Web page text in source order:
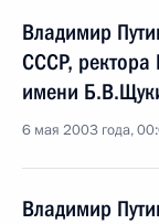
Владимир
СССР, ректора
имени
6 мая 2003 года,
Владимир